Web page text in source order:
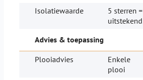
Isolatiewaarde
5 sterren =
uitstekend
Advies & toepassing
Plooiadvies
Enkele
plooi